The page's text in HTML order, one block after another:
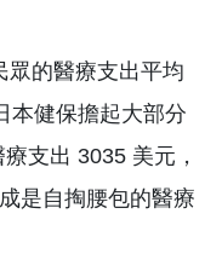
眾的醫療支出平均
本健保擔起大部分
支出 3035 美元，
是自掏腰包的醫療